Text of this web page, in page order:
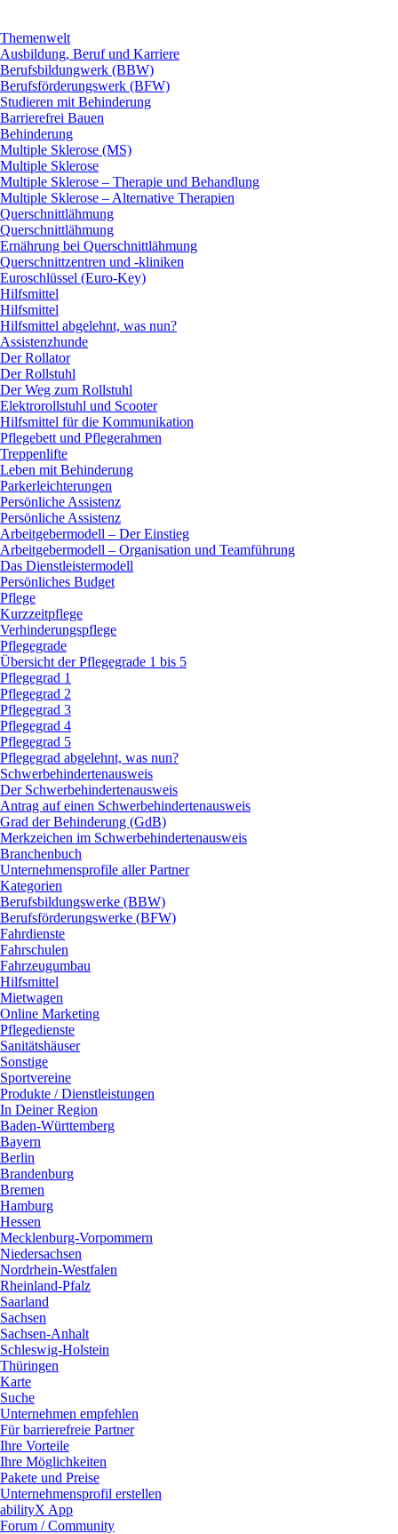
Themenwelt
Ausbildung, Beruf und Karriere
Berufsbildungwerk (BBW)
Berufsförderungswerk (BFW)
Studieren mit Behinderung
Barrierefrei Bauen
Behinderung
Multiple Sklerose (MS)
Multiple Sklerose
Multiple Sklerose – Therapie und Behandlung
Multiple Sklerose – Alternative Therapien
Querschnittlähmung
Querschnittlähmung
Ernährung bei Querschnittlähmung
Querschnittzentren und -kliniken
Euroschlüssel (Euro-Key)
Hilfsmittel
Hilfsmittel
Hilfsmittel abgelehnt, was nun?
Assistenzhunde
Der Rollator
Der Rollstuhl
Der Weg zum Rollstuhl
Elektrorollstuhl und Scooter
Hilfsmittel für die Kommunikation
Pflegebett und Pflegerahmen
Treppenlifte
Leben mit Behinderung
Parkerleichterungen
Persönliche Assistenz
Persönliche Assistenz
Arbeitgebermodell – Der Einstieg
Arbeitgebermodell – Organisation und Teamführung
Das Dienstleistermodell
Persönliches Budget
Pflege
Kurzzeitpflege
Verhinderungspflege
Pflegegrade
Übersicht der Pflegegrade 1 bis 5
Pflegegrad 1
Pflegegrad 2
Pflegegrad 3
Pflegegrad 4
Pflegegrad 5
Pflegegrad abgelehnt, was nun?
Schwerbehindertenausweis
Der Schwerbehindertenausweis
Antrag auf einen Schwerbehindertenausweis
Grad der Behinderung (GdB)
Merkzeichen im Schwerbehindertenausweis
Branchenbuch
Unternehmensprofile aller Partner
Kategorien
Berufsbildungswerke (BBW)
Berufsförderungswerke (BFW)
Fahrdienste
Fahrschulen
Fahrzeugumbau
Hilfsmittel
Mietwagen
Online Marketing
Pflegedienste
Sanitätshäuser
Sonstige
Sportvereine
Produkte / Dienstleistungen
In Deiner Region
Baden-Württemberg
Bayern
Berlin
Brandenburg
Bremen
Hamburg
Hessen
Mecklenburg-Vorpommern
Niedersachsen
Nordrhein-Westfalen
Rheinland-Pfalz
Saarland
Sachsen
Sachsen-Anhalt
Schleswig-Holstein
Thüringen
Karte
Suche
Unternehmen empfehlen
Für barrierefreie Partner
Ihre Vorteile
Ihre Möglichkeiten
Pakete und Preise
Unternehmensprofil erstellen
abilityX App
Forum / Community